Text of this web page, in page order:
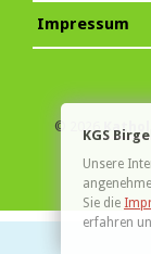
Impressum
© 2026
KGS
Unsere
Sie die
erfahren